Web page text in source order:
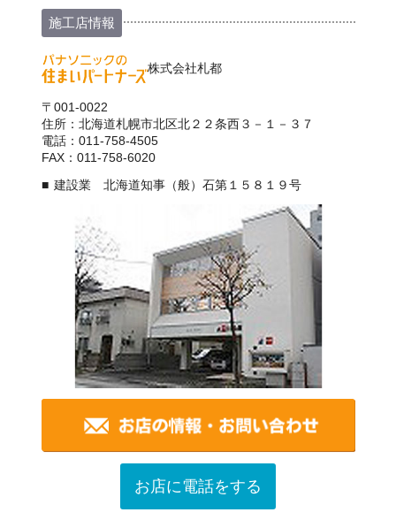
施工店情報
株式会社札都
〒001-0022
住所：北海道札幌市北区北２２条西３－１－３７
電話：011-758-4505
FAX：011-758-6020
建設業 北海道知事（般）石第１５８１９号
お店に電話をする